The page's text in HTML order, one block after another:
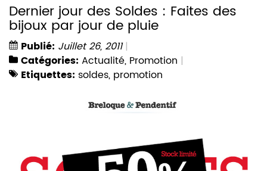
Dernier jour des Soldes : Faites des
bijoux par jour de pluie
Publié: Juillet 26, 2011
Catégories: Actualité, Promotion
Etiquettes: soldes, promotion